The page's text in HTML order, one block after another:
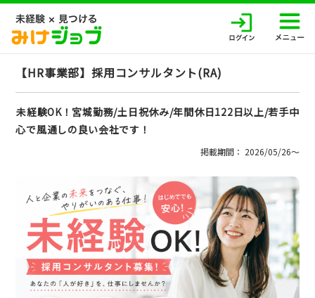
【HR事業部】採用コンサルタント(RA)
未経験OK！宮城勤務/土日祝休み/年間休日122日以上/若手中
心で風通しの良い会社です！
掲載期間： 2026/05/26〜